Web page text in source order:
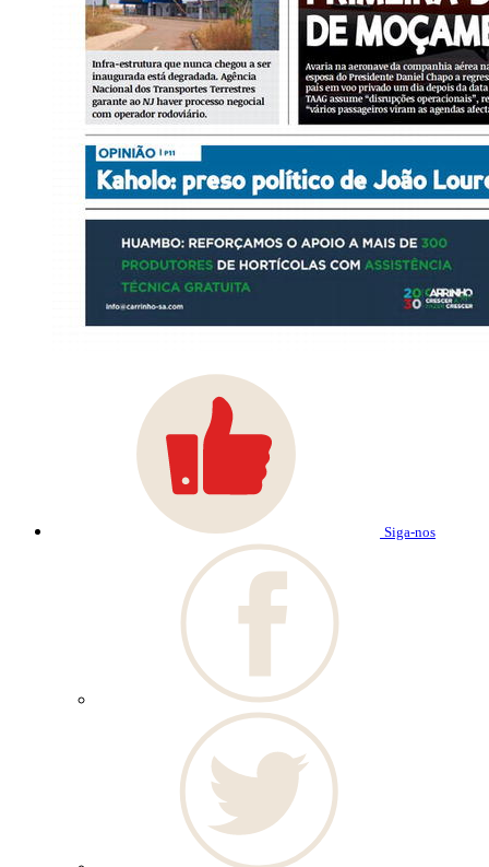
Siga-nos